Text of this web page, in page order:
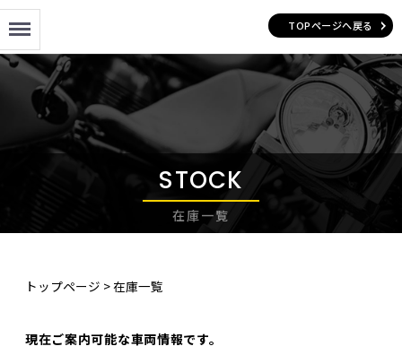
STOCK
在庫一覧
トップページ >在庫一覧
現在ご案内可能な車両情報です。
TOPページへ戻る